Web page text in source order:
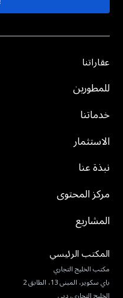
عقاراتنا
للمطورين
خدماتنا
الاستثمار
نبذة عنا
مركز المحتوى
المشاريع
المكتب الرئيسي